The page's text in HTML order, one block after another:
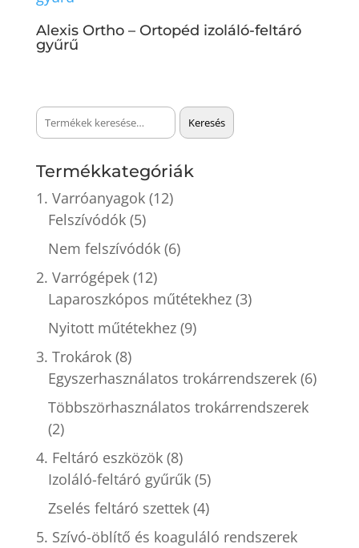
Alexis Ortho – Ortopéd izoláló-feltáró
gyűrű
Keresés
a
következőre:
Keresés
Termékkategóriák
1. Varróanyagok (12)
Felszívódók (5)
Nem felszívódók (6)
2. Varrógépek (12)
Laparoszkópos műtétekhez (3)
Nyitott műtétekhez (9)
3. Trokárok (8)
Egyszerhasználatos trokárrendszerek (6)
Többszörhasználatos trokárrendszerek
(2)
4. Feltáró eszközök (8)
Izoláló-feltáró gyűrűk (5)
Zselés feltáró szettek (4)
5. Szívó-öblítő és koaguláló rendszerek